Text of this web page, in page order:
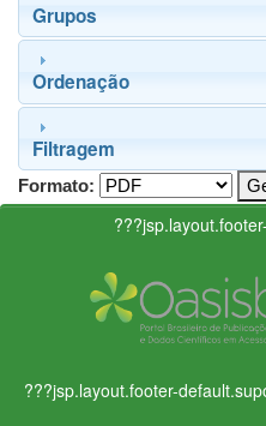
Grupos
Ordenação
Filtragem
Formato:
???jsp.layout.footer-